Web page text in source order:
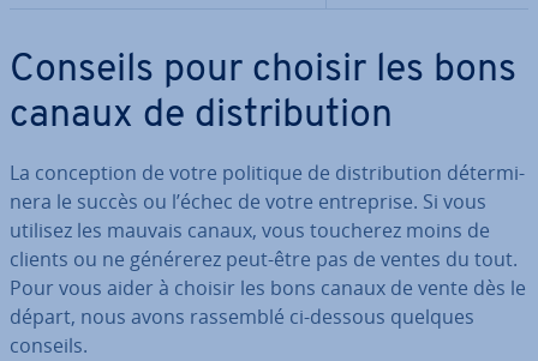
Conseils pour choisir les bons
canaux de dis­tri­bu­tion
La con­cep­tion de votre politique de dis­tri­bu­tion dé­ter­mi­
nera le succès ou l’échec de votre en­tre­prise. Si vous
utilisez les mauvais canaux, vous toucherez moins de
clients ou ne générerez peut-être pas de ventes du tout.
Pour vous aider à choisir les bons canaux de vente dès le
départ, nous avons rassemblé ci-dessous quelques
conseils.